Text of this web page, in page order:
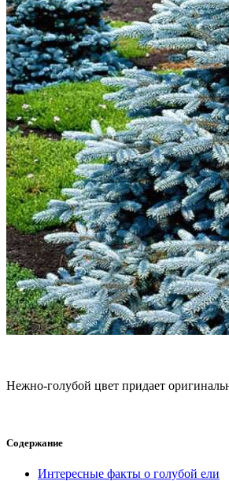
Нежно-голубой цвет придает
Содержание
Интересные факты о голубой ели